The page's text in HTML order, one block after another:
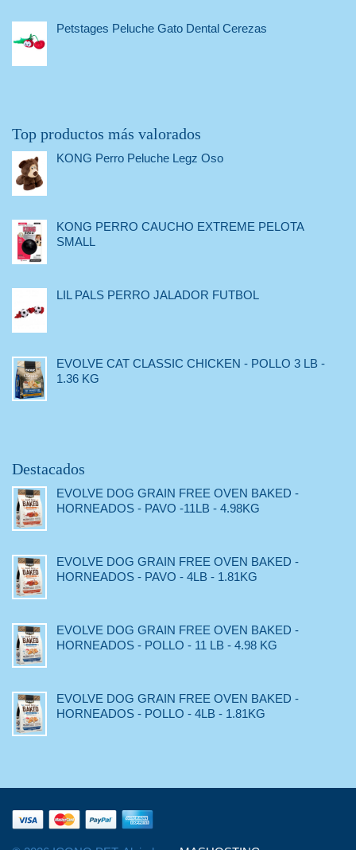
Petstages Peluche Gato Dental Cerezas
Top productos más valorados
KONG Perro Peluche Legz Oso
KONG PERRO CAUCHO EXTREME PELOTA
SMALL
LIL PALS PERRO JALADOR FUTBOL
EVOLVE CAT CLASSIC CHICKEN - POLLO 3 LB -
1.36 KG
Destacados
EVOLVE DOG GRAIN FREE OVEN BAKED -
HORNEADOS - PAVO -11LB - 4.98KG
EVOLVE DOG GRAIN FREE OVEN BAKED -
HORNEADOS - PAVO - 4LB - 1.81KG
EVOLVE DOG GRAIN FREE OVEN BAKED -
HORNEADOS - POLLO - 11 LB - 4.98 KG
EVOLVE DOG GRAIN FREE OVEN BAKED -
HORNEADOS - POLLO - 4LB - 1.81KG